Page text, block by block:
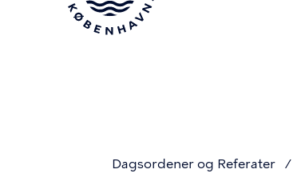
Dagsordener og Referater